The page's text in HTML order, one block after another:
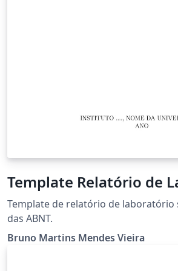
Template Relatório de
Template de relatório de laboratório seguindo normas
das ABNT.
Bruno Martins Mendes Vieira